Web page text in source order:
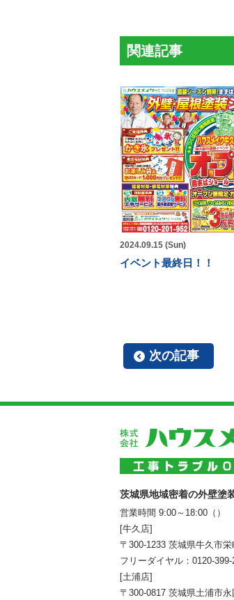
関連記事
2024.09.15 (Sun)
イベント最終日！！
次の記事
茨城県地域密着の外壁塗
営業時間 9:00～18:00（）
[牛久店]
〒300-1233 茨城県牛久市
フリーダイヤル： 0120-399-
[土浦店]
〒300-0817 茨城県土浦市永